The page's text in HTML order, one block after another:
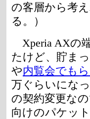
の客層から考
る。）
Xperia AXの
たけど、貯ま
や内覧会でも
万ぐらいにな
の契約変更な
向けのパケッ